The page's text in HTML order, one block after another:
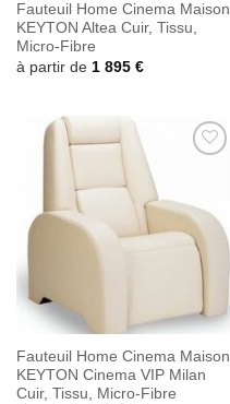
Fauteuil Home Cinema Maison
KEYTON Altea Cuir, Tissu,
Micro-Fibre
à partir de 1 895 €
wishlist
Fauteuil Home Cinema Maison
KEYTON Cinema VIP Milan
Cuir, Tissu, Micro-Fibre